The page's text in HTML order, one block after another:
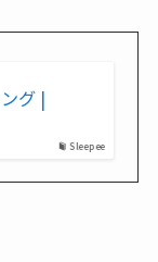
Sleepee
グ |